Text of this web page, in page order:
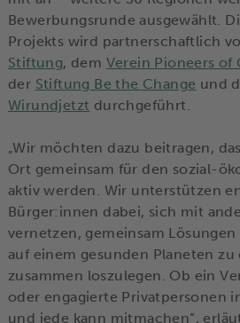
Bewerbungsrunde ausgewählt.
Projekts wird partnerschaftlich
Stiftung, dem Verein Pioneers of
der Stiftung Be the Change und
Wirundjetzt durchgeführt.
„Wir möchten dazu beitragen,
Ort gemeinsam für den sozial-
aktiv werden. Wir unterstützen
Bürger:innen dabei, sich mit
vernetzen, gemeinsam
auf einem gesunden Planeten
zusammen loszulegen. Ob ein
oder engagierte Privatpersonen
und jede kann mitmachen”,